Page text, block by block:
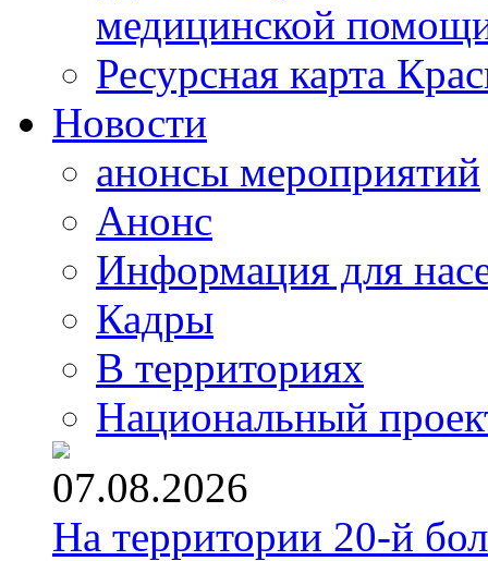
медицинской
Ресурсная карта
Новости
анонсы мероприятий
Анонс
Информация для
Кадры
В территориях
Национальный
07.08.2026
На территории 20-й